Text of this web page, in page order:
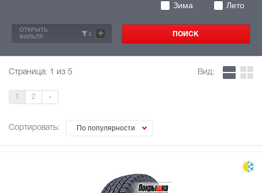
Зима Лето
ОТКРЫТЬ
ФИЛЬТР
1 +
Страница: 1 из 5
1 2 »
Сортировать: По популярности
Вид: